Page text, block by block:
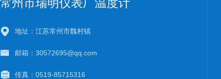
常州市瑞明仪表厂温度计
地址：江苏常州市魏村镇
邮箱：30572695@qq.com
传真：0519-85715316